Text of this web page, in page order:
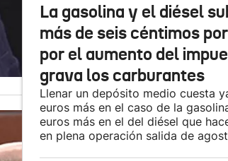
La gasolina y el diésel
más de seis céntimos
por el aumento del
grava los carburantes
Llenar un depósito medio cuesta
euros más en el caso de la
euros más en el del diésel que
en plena operación salida de